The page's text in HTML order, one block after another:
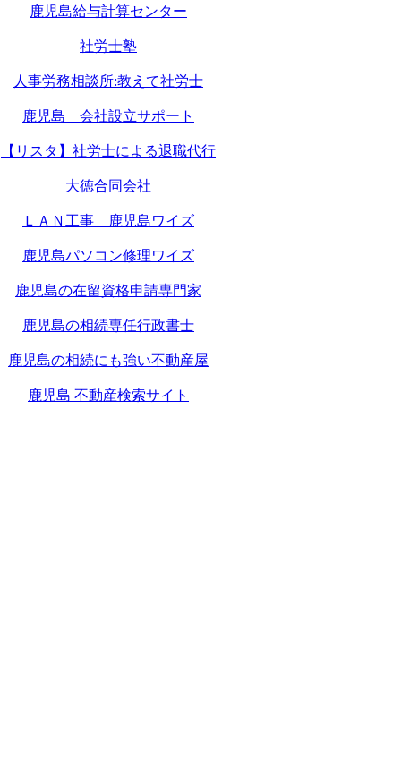
鹿児島給与計算センター
社労士塾
人事労務相談所:教えて社労士
鹿児島 会社設立サポート
【リスタ】社労士による退職代行
大徳合同会社
ＬＡＮ工事 鹿児島ワイズ
鹿児島パソコン修理ワイズ
鹿児島の在留資格申請専門家
鹿児島の相続専任行政書士
鹿児島の相続にも強い不動産屋
鹿児島 不動産検索サイト